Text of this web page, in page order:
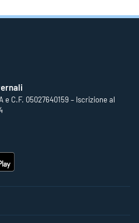
e C.F. 05027640159 – Iscrizione al